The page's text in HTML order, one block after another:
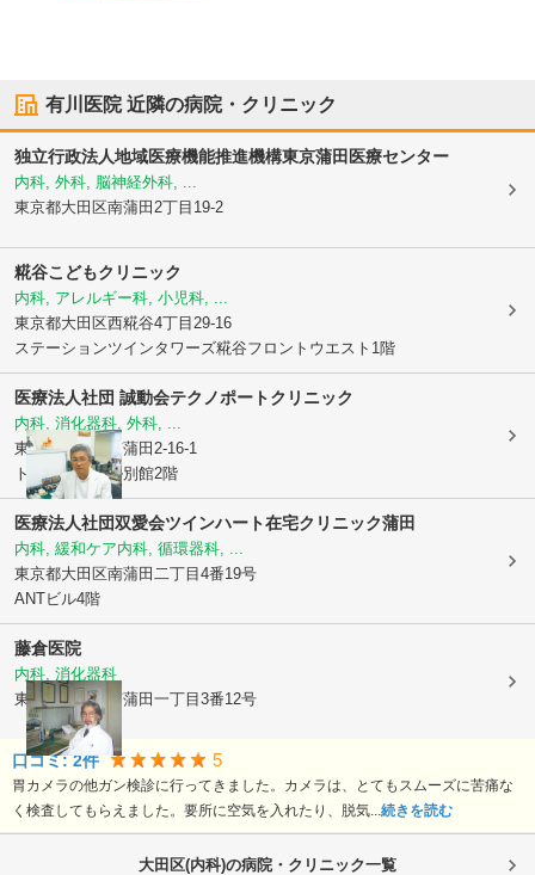
有川医院近隣の病院・クリニック
独立行政法人地域医療機能推進機構東京蒲田医療センター
内科, 外科, 脳神経外科, ...
東京都大田区南蒲田2丁目19-2
糀谷こどもクリニック
内科, アレルギー科, 小児科, ...
東京都大田区西糀谷4丁目29-16
ステーションツインタワーズ糀谷フロントウエスト1階
医療法人社団 誠動会テクノポートクリニック
内科, 消化器科, 外科, ...
東京都大田区南蒲田2-16-1
トキメックビル別館2階
医療法人社団双愛会ツインハート在宅クリニック蒲田
内科, 緩和ケア内科, 循環器科, ...
東京都大田区南蒲田二丁目4番19号
ANTビル4階
藤倉医院
内科, 消化器科
東京都大田区南蒲田一丁目3番12号
口コミ:2件 5
胃カメラの他ガン検診に行ってきました。カメラは、とてもスムーズに苦痛な
く検査してもらえました。要所に空気を入れたり、脱気... 続きを読む
大田区(内科)の病院・クリニック一覧